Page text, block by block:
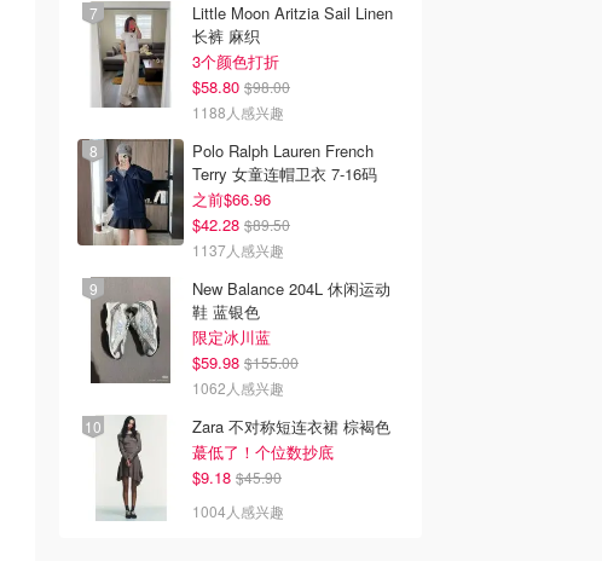
Little Moon Aritzia Sail Linen
长裤 麻织
3个颜色打折
$58.80 $98.00
1188人感兴趣
Polo Ralph Lauren French
Terry 女童连帽卫衣 7-16码
之前$66.96
$42.28 $89.50
1137人感兴趣
New Balance 204L 休闲运动
鞋 蓝银色
限定冰川蓝
$59.98 $155.00
1062人感兴趣
Zara 不对称短连衣裙 棕褐色
蕞低了！个位数抄底
$9.18 $45.90
1004人感兴趣